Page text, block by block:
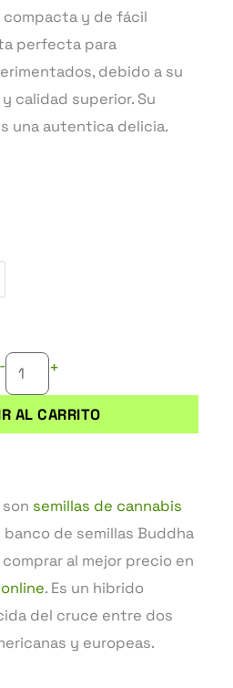
y de fácil
perfecta para
debido a su
calidad superior. Su
una autentica delicia.
€
-
cantidad
+
AL CARRITO
semillas de cannabis
banco de semillas Buddha
al mejor precio en
. Es un hibrido
del cruce entre dos
y europeas.